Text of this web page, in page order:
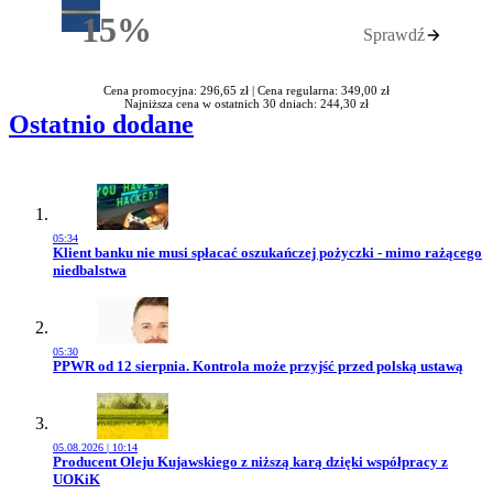
15%Rabatu Sprawdź
Cena promocyjna: 296,65 zł | Cena regularna: 349,00 zł
Najniższa cena w ostatnich 30 dniach: 244,30 zł
Ostatnio dodane
05:34
Przejdź do artykułu:
Klient banku nie musi spłacać oszukańczej pożyczki - mimo rażącego
niedbalstwa
05:30
Przejdź do artykułu:
PPWR od 12 sierpnia. Kontrola może przyjść przed polską ustawą
05.08.2026 | 10:14
Przejdź do artykułu:
Producent Oleju Kujawskiego z niższą karą dzięki współpracy z
UOKiK